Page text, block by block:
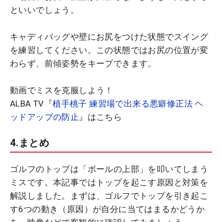
といいでしょう。
キャディバッグや壁にお尻をつけた状態でスイング
を練習してください。この状態ではお尻の位置が変
わらず、前傾姿勢をキープできます。
動画でミスを克服しよう！
ALBA TV『植手桃子 練習場で出来る悪癖修正法 ヘ
ッドアップの防止』はこちら
4.まとめ
ゴルフのトップは「ボールの上部」を叩いてしまう
ミスです。本記事ではトップを起こす原因と対策を
解説しました。まずは、ゴルフでトップを引き起こ
す6つの動き（原因）が自分に当てはまるかどうか